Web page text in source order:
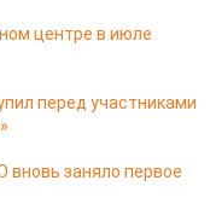
центре в июле
перед участниками
вновь заняло первое